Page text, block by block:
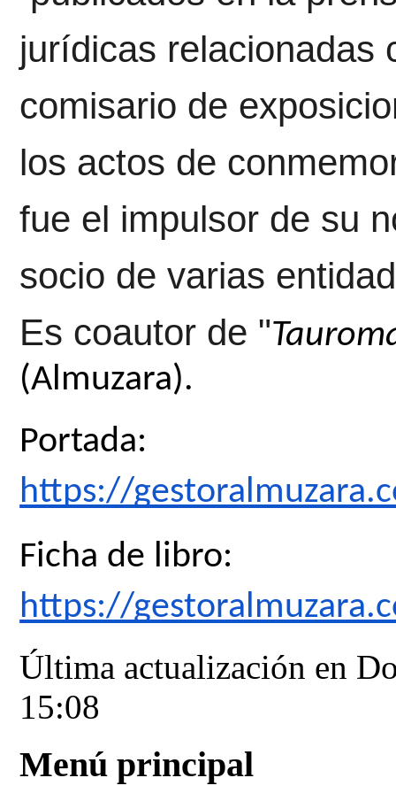
jurídicas relacionadas
comisario de
los actos de
fue el impulsor de su
socio de varias
Es coautor de "
(Almuzara).
https://
https://
Última actualización en
15:08
Menú principal